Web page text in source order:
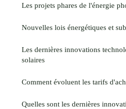
Les projets phares de l'énergie
Nouvelles lois énergétiques et
Les dernières innovations
solaires
Comment évoluent les tarifs
Quelles sont les dernières